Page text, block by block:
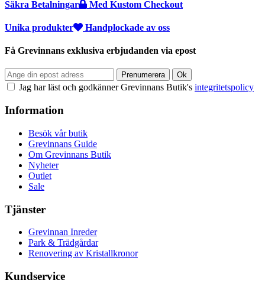
Säkra Betalningar Med Kustom Checkout
Unika produkter Handplockade av oss
Få Grevinnans exklusiva erbjudanden via epost
Jag har läst och godkänner Grevinnans Butik's integritetspolicy
Information
Besök vår butik
Grevinnans Guide
Om Grevinnans Butik
Nyheter
Outlet
Sale
Tjänster
Grevinnan Inreder
Park & Trädgårdar
Renovering av Kristallkronor
Kundservice